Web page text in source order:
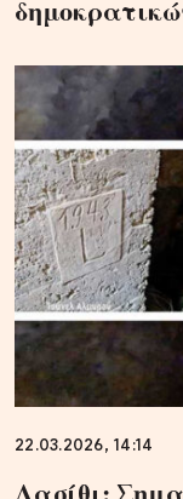
22.03.2026, 14:14